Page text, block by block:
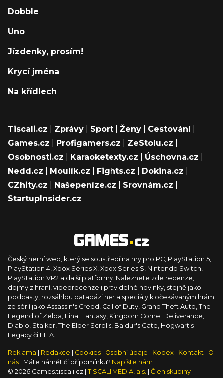
Dobble
Uno
Jízdenky, prosím!
Krycí jména
Na křídlech
Tiscali.cz Zprávy Sport Ženy Cestování|
Games.cz
Profigamers.cz ZeStolu.cz
Osobnosti.cz
Karaoketexty.cz Úschovna.cz
Nedd.cz
Moulík.cz Fights.cz Dokina.cz
CZhity.cz
Našepeníze.cz Srovnám.cz
StartupInsider.cz
Český herní web, který se soustředí na hry pro PC, PlayStation 5,
PlayStation 4, Xbox Series X, Xbox Series S, Nintendo Switch,
PlayStation VR2 a další platformy. Naleznete zde recenze,
dojmy z hraní, videorecenze i pravidelné novinky, stejně jako
podcasty, rozsáhlou databázi her a speciály k očekávaným hrám
ze sérií jako Assassin's Creed, Call of Duty, Grand Theft Auto, The
Legend of Zelda, Final Fantasy, Kingdom Come: Deliverance,
Diablo, Stalker, The Elder Scrolls, Baldur's Gate, Hogwart's
Legacy či FIFA.
Reklama Redakce Cookies Osobní údaje Kodex Kontakt
O
nás
| Máte námět či připomínku? Napište nám
© 2026 Games.tiscali.cz | TISCALI MEDIA, a.s.
Člen skupiny